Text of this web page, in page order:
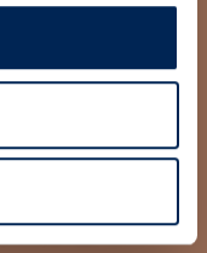
midt i